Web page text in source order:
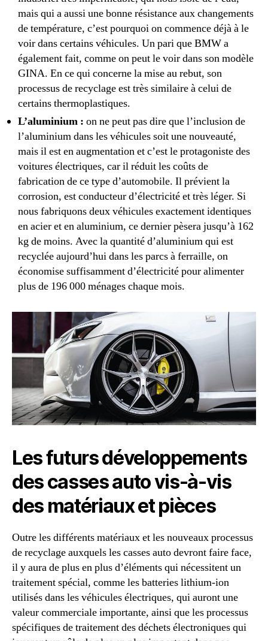
mais qui a aussi une bonne résistance aux changements
de température, c’est pourquoi on commence déjà à le
voir dans certains véhicules. Un pari que BMW a
également fait, comme on peut le voir dans son modèle
GINA. En ce qui concerne la mise au rebut, son
processus de recyclage est très similaire à celui de
certains thermoplastiques.
L’aluminium : on ne peut pas dire que l’inclusion de
l’aluminium dans les véhicules soit une nouveauté,
mais il est en augmentation et c’est le protagoniste des
voitures électriques, car il réduit les coûts de
fabrication de ce type d’automobile. Il prévient la
corrosion, est conducteur d’électricité et très léger. Si
nous fabriquons deux véhicules exactement identiques
en acier et en aluminium, ce dernier pèsera jusqu’à 162
kg de moins. Avec la quantité d’aluminium qui est
recyclée aujourd’hui dans les parcs à ferraille, on
économise suffisamment d’électricité pour alimenter
plus de 196 000 ménages chaque mois.
Les futurs développements
des casses auto vis-à-vis
des matériaux et pièces
Outre les différents matériaux et les nouveaux processus
de recyclage auxquels les casses auto devront faire face,
il y aura de plus en plus d’éléments qui nécessitent un
traitement spécial, comme les batteries lithium-ion
utilisés dans les véhicules électriques, qui auront une
valeur commerciale importante, ainsi que les processus
spécifiques de traitement des déchets électroniques qui